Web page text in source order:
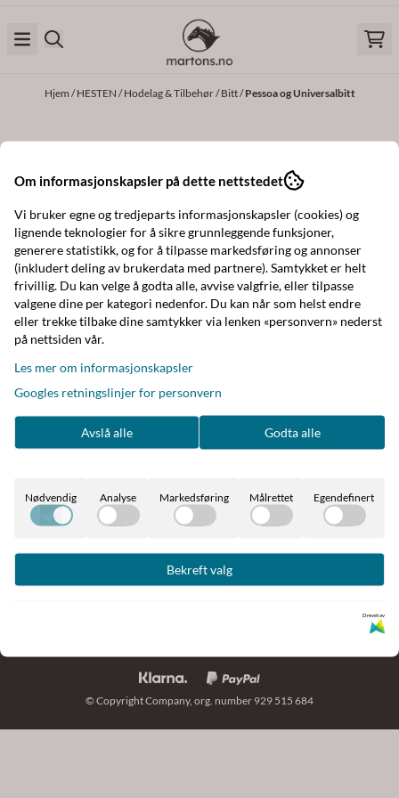
Hjem /HESTEN /Hodelag & Tilbehør/Bitt/Pessoa og Universalbitt
PESSOA OG
UNIVERSALBITT
KUNDESERVICE
BUTIKK
Om oss
Om informasjonskapsler
© Copyright Company, org. number 929 515 684
Om informasjonskapsler på dette nettstedet
Vi bruker egne og tredjeparts informasjonskapsler (cookies) og
lignende teknologier for å sikre grunnleggende funksjoner,
generere statistikk, og for å tilpasse markedsføring og annonser
(inkludert deling av brukerdata med partnere). Samtykket er helt
frivillig. Du kan velge å godta alle, avvise valgfrie, eller tilpasse
valgene dine per kategori nedenfor. Du kan når som helst endre
eller trekke tilbake dine samtykker via lenken «personvern» nederst
på nettsiden vår.
Les mer om informasjonskapsler
Googles retningslinjer for personvern
Avslå alle Godta alle
Nødvendig Analyse Markedsføring Målrettet Egendefinert
Bekreft valg
Drevet av